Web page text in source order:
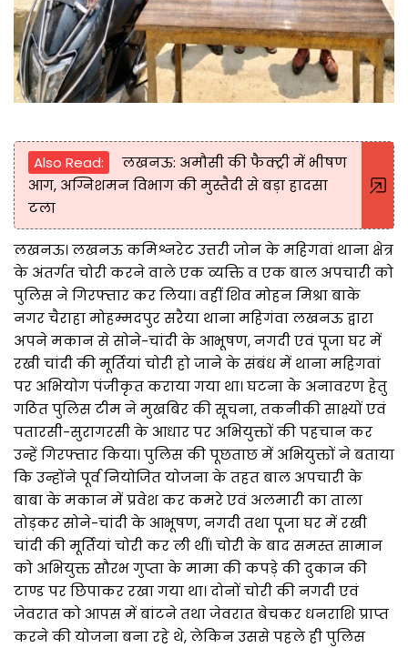
Also Read:
लखनऊ: अमौसी की फैक्ट्री में भीषण
आग, अग्निशमन विभाग की मुस्तैदी से बड़ा हादसा
टला
लखनऊ। लखनऊ कमिश्नरेट उत्तरी जोन के महिगवां थाना क्षेत्र
के अंतर्गत चोरी करने वाले एक व्यक्ति व एक बाल अपचारी को
पुलिस ने गिरफ्तार कर लिया। वहीं शिव मोहन मिश्रा बाके
नगर चैराहा मोहम्मदपुर सरैया थाना महिगंवा लखनऊ द्वारा
अपने मकान से सोने-चांदी के आभूषण, नगदी एवं पूजा घर में
रखी चांदी की मूर्तियां चोरी हो जाने के संबंध में थाना महिगवां
पर अभियोग पंजीकृत कराया गया था। घटना के अनावरण हेतु
गठित पुलिस टीम ने मुखबिर की सूचना, तकनीकी साक्ष्यों एवं
पतारसी-सुरागरसी के आधार पर अभियुक्तों की पहचान कर
उन्हें गिरफ्तार किया। पुलिस की पूछताछ में अभियुक्तों ने बताया
कि उन्होंने पूर्व नियोजित योजना के तहत बाल अपचारी के
बाबा के मकान में प्रवेश कर कमरे एवं अलमारी का ताला
तोड़कर सोने-चांदी के आभूषण, नगदी तथा पूजा घर में रखी
चांदी की मूर्तियां चोरी कर ली थीं। चोरी के बाद समस्त सामान
को अभियुक्त सौरभ गुप्ता के मामा की कपड़े की दुकान की
टाण्ड पर छिपाकर रखा गया था। दोनों चोरी की नगदी एवं
जेवरात को आपस में बांटने तथा जेवरात बेचकर धनराशि प्राप्त
करने की योजना बना रहे थे, लेकिन उससे पहले ही पुलिस